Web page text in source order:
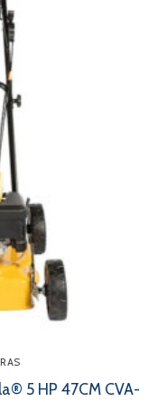
5 HP 47CM CVA-